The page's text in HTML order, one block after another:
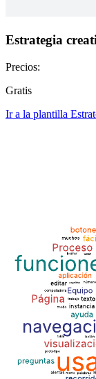
Estrategia
Precios:
Gratis
Ir a la plantilla